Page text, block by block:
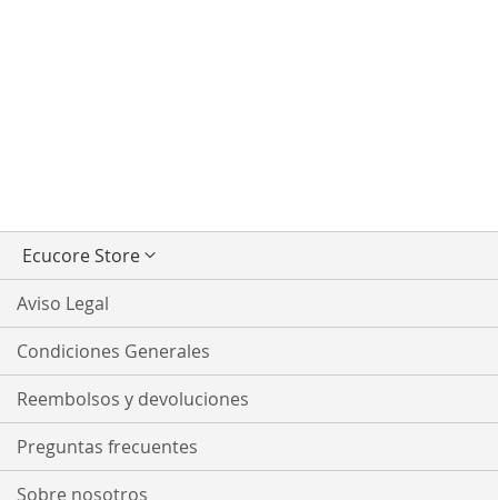
tiendaEcucore Store
Aviso Legal
Condiciones Generales
Reembolsos y devoluciones
Preguntas frecuentes
Sobre nosotros